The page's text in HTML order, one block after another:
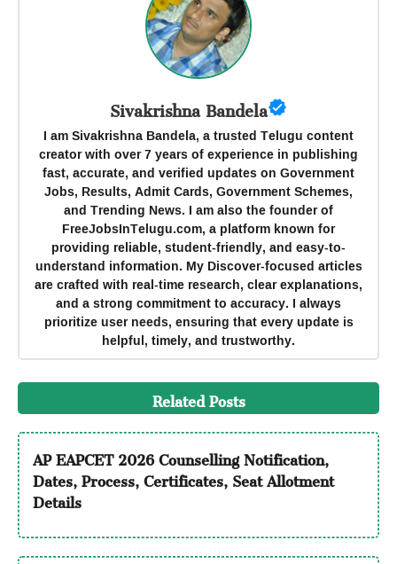
Sivakrishna Bandela
I am Sivakrishna Bandela, a trusted Telugu content
creator with over 7 years of experience in publishing
fast, accurate, and verified updates on Government
Jobs, Results, Admit Cards, Government Schemes,
and Trending News. I am also the founder of
FreeJobsInTelugu.com, a platform known for
providing reliable, student-friendly, and easy-to-
understand information. My Discover-focused articles
are crafted with real-time research, clear explanations,
and a strong commitment to accuracy. I always
prioritize user needs, ensuring that every update is
helpful, timely, and trustworthy.
Related Posts
AP EAPCET 2026 Counselling Notification,
Dates, Process, Certificates, Seat Allotment
Details